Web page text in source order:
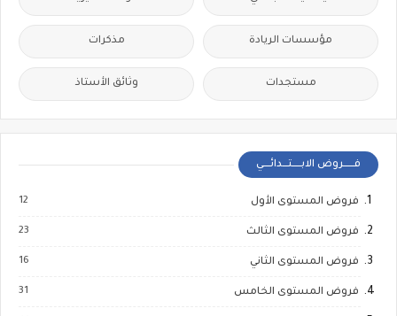
مؤسسات الريادة مذكرات
مستجدات وثائق الأستاذ
فــــــروض الابـــــتـــدائــــي
فروض المستوى الأول 12
فروض المستوى الثالث 23
فروض المستوى الثاني 16
فروض المستوى الخامس 31